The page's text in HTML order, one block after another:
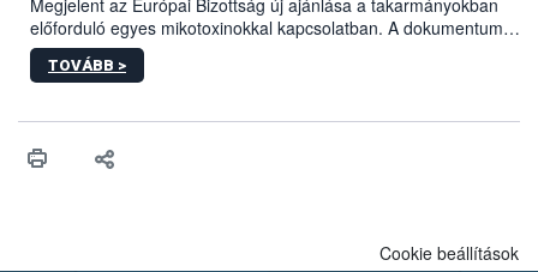
előforduló egyes mikotoxinokkal kapcsolatban. A dokumentum
2027-től új irányértékek alkalmazását írja elő, és a jelenleg
hatályos uniós ajánlások helyébe lép.
TOVÁBB >
Cookie beállítások